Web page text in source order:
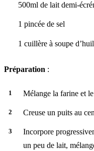
500ml de lait demi-
1 pincée de sel
1 cuillère à soupe
Préparation :
Mélange la farine et
Creuse un puits au
Incorpore
un peu de lait,